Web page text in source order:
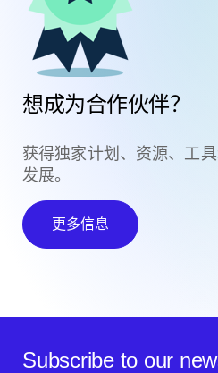
想成为合作伙伴？
获得独家计划、资源、工
发展。
更多信息
Subscribe to our